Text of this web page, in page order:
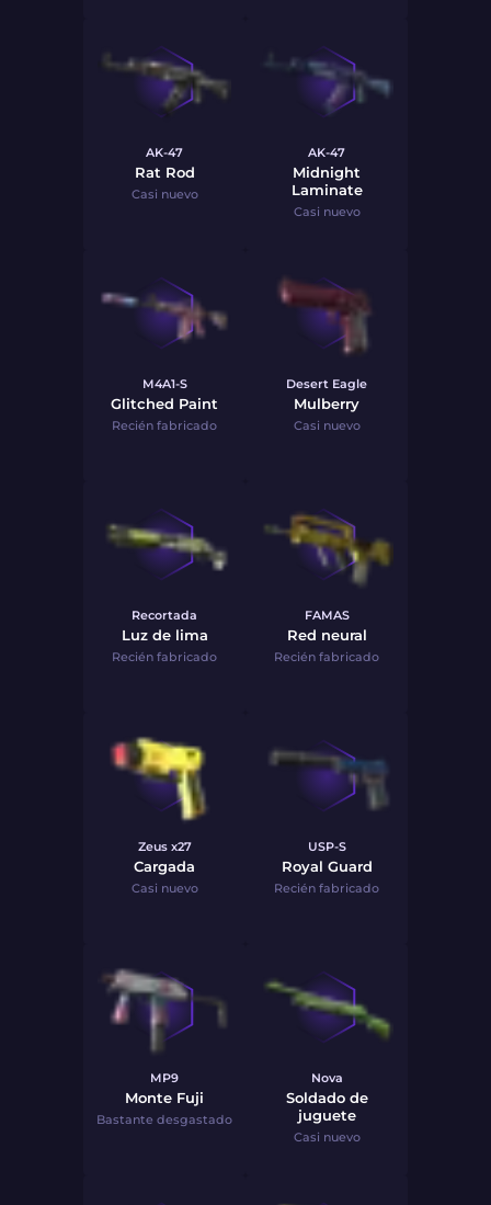
AK-47
Rat Rod
Casi nuevo
AK-47
Midnight
Laminate
Casi nuevo
M4A1-S
Glitched Paint
Recién fabricado
Desert Eagle
Mulberry
Casi nuevo
Recortada
Luz de lima
Recién fabricado
FAMAS
Red neural
Recién fabricado
Zeus x27
Cargada
Casi nuevo
USP-S
Royal Guard
Recién fabricado
MP9
Monte Fuji
Bastante desgastado
Nova
Soldado de
juguete
Casi nuevo